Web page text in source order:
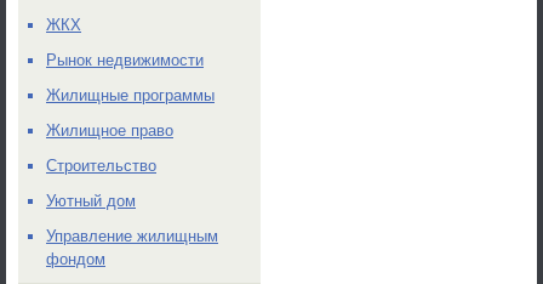
ЖКХ
Рынок недвижимости
Жилищные программы
Жилищное право
Строительство
Уютный дом
Управление жилищным
фондом